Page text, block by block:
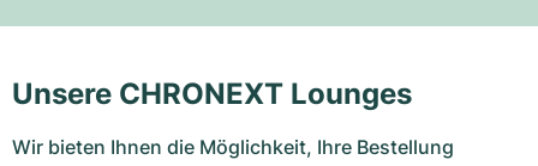
Unsere CHRONEXT Lounges
Wir bieten Ihnen die Möglichkeit, Ihre Bestellung